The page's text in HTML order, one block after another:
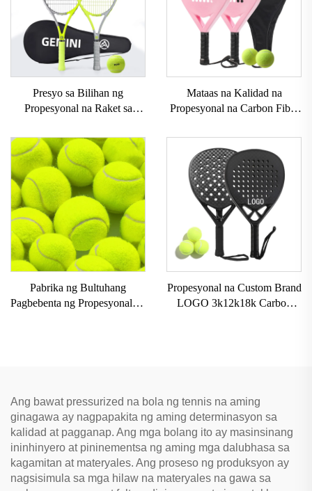
Presyo sa Bilihan ng
Propesyonal na Raket sa
Tennis Kasama ang Bag
Propesyonal na Carbon
Gemini na Raket sa Tennis
para sa Mag-asawa
Mataas na Kalidad na
Propesyonal na Carbon Fiber
Maaaring I-customize na
Panlabas na Sports Beach
Tennis Racket na may Nylon
Net EVA Grip
Pabrika ng Bultuhang
Pagbebenta ng Propesyonal na
Propesyonal na Custom Brand
LOGO 3k12k18k Carbon
Ang bawat pressurized na bola ng tennis na aming
ginagawa ay nagpapakita ng aming determinasyon sa
kalidad at pagganap. Ang mga bolang ito ay masinsinang
ininhinyero at pininementsa ng aming mga dalubhasa sa
kagamitan at materyales. Ang proseso ng produksyon ay
nagsisimula sa mga hilaw na materyales na gawa sa